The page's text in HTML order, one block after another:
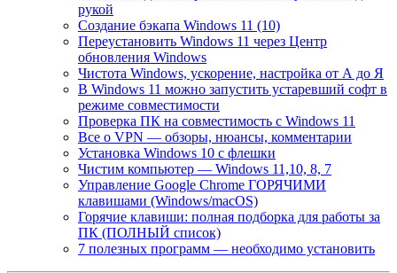
рукой
Создание бэкапа Windows 11 (10)
Переустановить Windows 11 через Центр
обновления Windows
Чистота Windows, ускорение, настройка от А до Я
В Windows 11 можно запустить устаревший софт в
режиме совместимости
Проверка ПК на совместимость с Windows 11
Все о VPN — обзоры, нюансы, комментарии
Установка Windows 10 с флешки
Чистим компьютер — Windows 11,10, 8, 7
Управление Google Chrome ГОРЯЧИМИ
клавишами (Windows/macOS)
Горячие клавиши: полная подборка для работы за
ПК (ПОЛНЫЙ список)
7 полезных программ — необходимо установить